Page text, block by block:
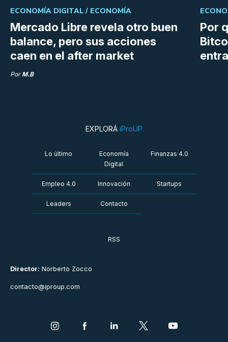
Mercado Libre revela otro buen
balance, pero sus acciones
caen en el after market
ECONOMÍA DIGITAL / ECONOMÍA
Por M.B
Por
Director: Norberto Zocco
contacto@iproup.com
EXPLORÁ iProUP
Lo último
Economía
Digital
Finanzas 4.0
Empleo 4.0 Innovación Startups
Leaders Contacto
RSS